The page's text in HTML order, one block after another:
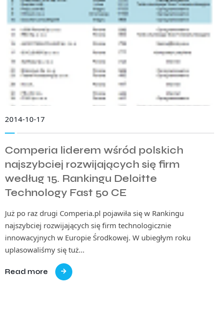
2014-10-17
Comperia liderem wśród polskich
najszybciej rozwijających się firm
według 15. Rankingu Deloitte
Technology Fast 50 CE
Już po raz drugi Comperia.pl pojawiła się w Rankingu
najszybciej rozwijających się firm technologicznie
innowacyjnych w Europie Środkowej. W ubiegłym roku
uplasowaliśmy się tuż…
Read more